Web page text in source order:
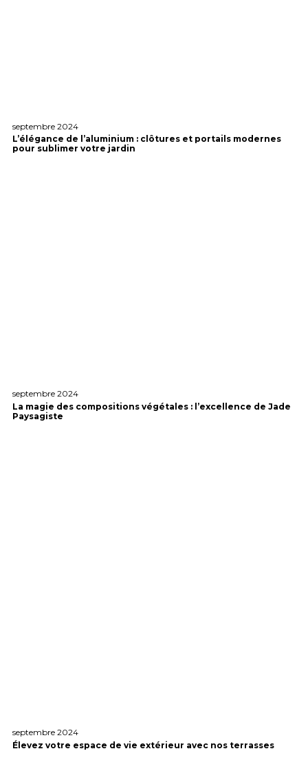
septembre 2024
L’élégance de l’aluminium : clôtures et portails modernes
pour sublimer votre jardin
septembre 2024
La magie des compositions végétales : l’excellence de Jade
Paysagiste
septembre 2024
Élevez votre espace de vie extérieur avec nos terrasses